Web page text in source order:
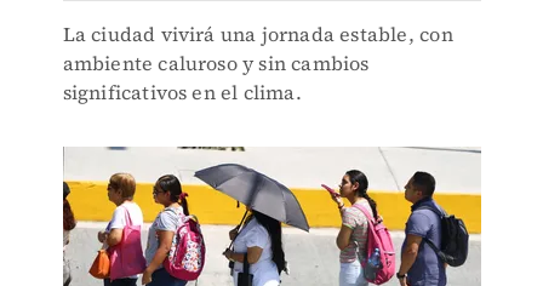
La ciudad vivirá una jornada estable, con
ambiente caluroso y sin cambios
significativos en el clima.